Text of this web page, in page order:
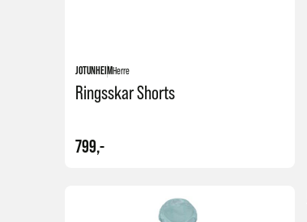
JOTUNHEIMHerre
Ringsskar Shorts
799,-